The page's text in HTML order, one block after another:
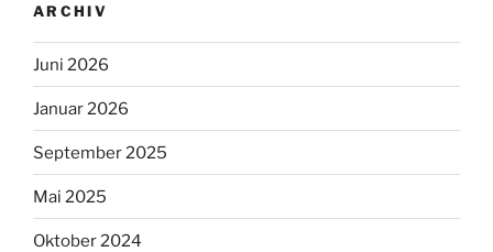
ARCHIV
Juni 2026
Januar 2026
September 2025
Mai 2025
Oktober 2024